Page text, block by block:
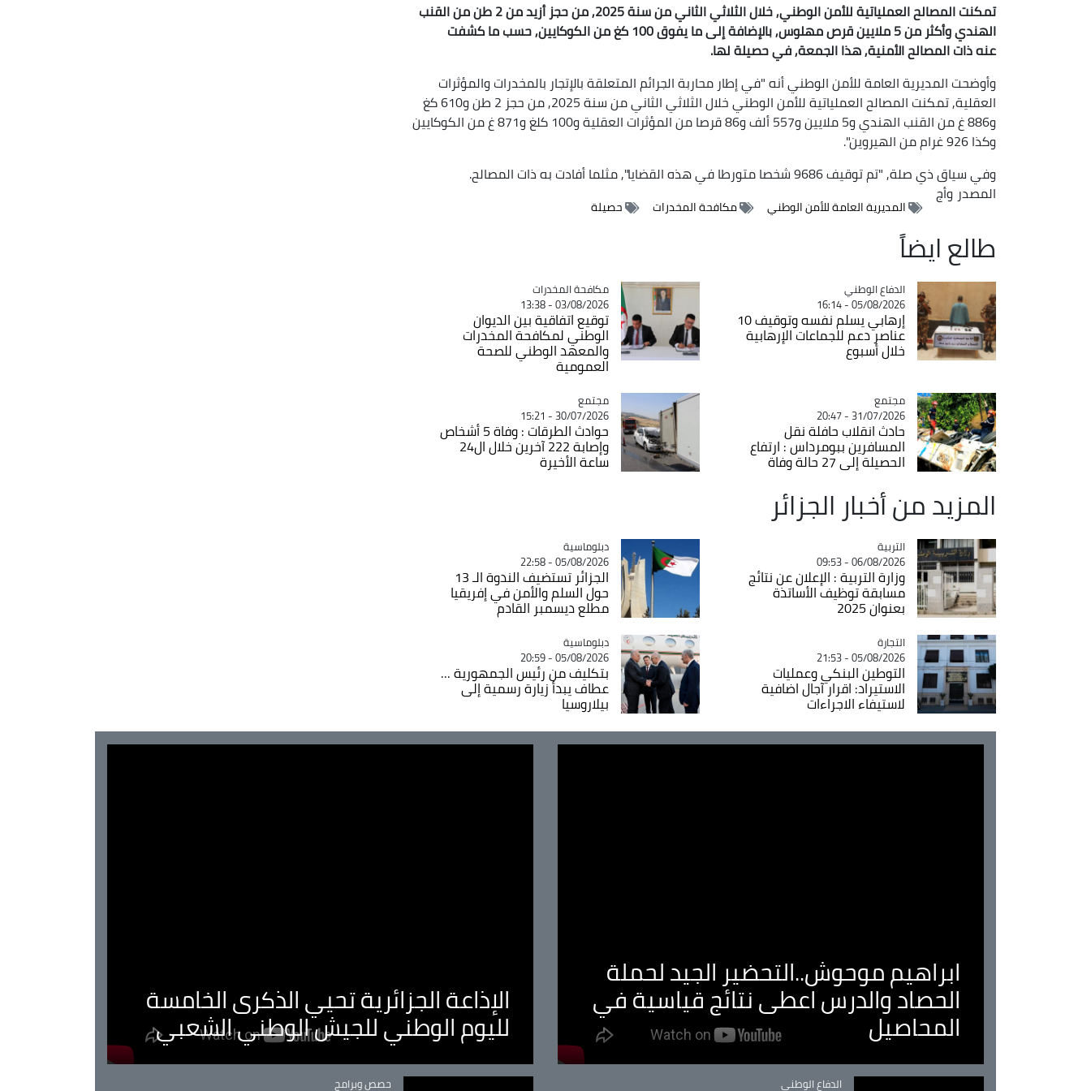
تمكنت المصالح العملياتية للأمن الوطني, خلال الثلاثي الثاني من سنة 2025, من حجز أزيد من 2 طن من القنب
الهندي وأكثر من 5 ملايين قرص مهلوس, بالإضافة إلى ما يفوق 100 كغ من الكوكايين, حسب ما كشفت
عنه ذات المصالح الأمنية, هذا الجمعة, في حصيلة لها.
وأوضحت المديرية العامة للأمن الوطني أنه "في إطار محاربة الجرائم المتعلقة بالإتجار بالمخدرات والمؤثرات
العقلية, تمكنت المصالح العملياتية للأمن الوطني خلال الثلاثي الثاني من سنة 2025, من حجز 2 طن و610 كغ
و886 غ من القنب الهندي و5 ملايين و557 ألف و86 قرصا من المؤثرات العقلية و100 كلغ و871 غ من الكوكايين
وكذا 926 غرام من الهيروين".
وفي سياق ذي صلة, "تم توقيف 9686 شخصا متورطا في هذه القضايا", مثلما أفادت به ذات المصالح.
المصدر وأج
المديرية العامة للأمن الوطني مكافحة المخدرات حصيلة
طالع ايضاً
Catégorie
الدفاع الوطني
05/08/2026 - 16:14
إرهابي يسلم نفسه وتوقيف 10
عناصر دعم للجماعات الإرهابية
خلال أسبوع
Catégorie
مكافحة المخدرات
03/08/2026 - 13:38
توقيع اتفاقية بين الديوان
الوطني لمكافحة المخدرات
والمعهد الوطني للصحة
العمومية
Catégorie
مجتمع
31/07/2026 - 20:47
حادث انقلاب حافلة نقل
المسافرين ببومرداس : ارتفاع
الحصيلة إلى 27 حالة وفاة
Catégorie
مجتمع
30/07/2026 - 15:21
حوادث الطرقات : وفاة 5 أشخاص
وإصابة 222 آخرين خلال ال24
ساعة الأخيرة
المزيد من أخبار الجزائر
Catégorie
التربية
06/08/2026 - 09:53
وزارة التربية : الإعلان عن نتائج
مسابقة توظيف الأساتذة
بعنوان 2025
Catégorie
دبلوماسية
05/08/2026 - 22:58
الجزائر تستضيف الندوة الـ 13
حول السلم والأمن في إفريقيا
مطلع ديسمبر القادم
Catégorie
التجارة
05/08/2026 - 21:53
التوطين البنكي وعمليات
الاستيراد: اقرار آجال اضافية
لاستيفاء الاجراءات
Catégorie
دبلوماسية
05/08/2026 - 20:59
بتكليف من رئيس الجمهورية ...
عطاف يبدأ زيارة رسمية إلى
بيلاروسيا
ابراهيم موحوش..التحضير الجيد لحملة
الحصاد والدرس اعطى نتائج قياسية في
المحاصيل
الإذاعة الجزائرية تحيي الذكرى الخامسة
لليوم الوطني للجيش الوطني الشعبي
Catégorie
الدفاع الوطني Catégorie
حصص وبرامج